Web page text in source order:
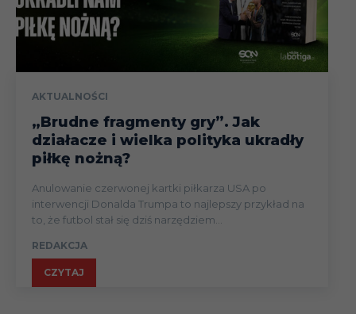
AKTUALNOŚCI
„Brudne fragmenty gry”. Jak
działacze i wielka polityka ukradły
piłkę nożną?
Anulowanie czerwonej kartki piłkarza USA po
interwencji Donalda Trumpa to najlepszy przykład na
to, że futbol stał się dziś narzędziem...
REDAKCJA
CZYTAJ